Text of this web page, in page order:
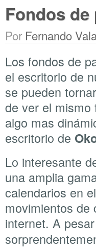
Fondos
Por Fernando
Los fondos de
el escritorio de
se pueden
de ver el mismo
algo mas
escritorio de
Lo interesante
una amplia
calendarios en
movimientos de
internet. A